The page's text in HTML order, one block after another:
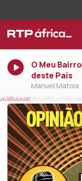
O Meu
deste País
Manuel Matola